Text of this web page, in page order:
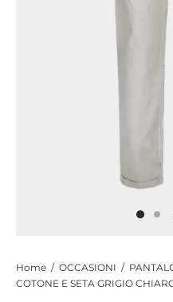
Home / OCCASIONI /
COTONE E SETA GRIGIO